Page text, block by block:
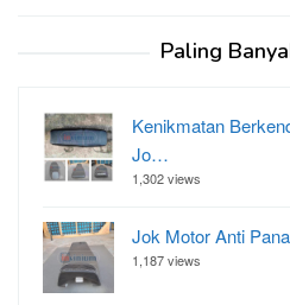
Paling
Kenikmatan
Jo…
1,302 views
Jok Motor Anti
1,187 views